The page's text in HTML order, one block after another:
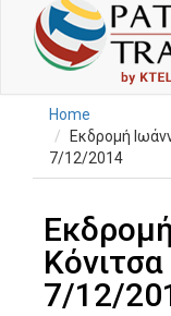
Home
Εκδρομή
7/12/2014
7/12/